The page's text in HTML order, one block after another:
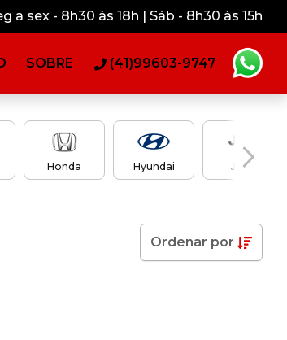
a sex - 8h30 às 18h | Sáb - 8h30 às 15h
SOBRE (41)99603-9747
Honda Hyundai Jeep
Ordenar por